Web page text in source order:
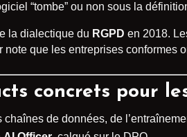
“tombe” ou non sous la
la dialectique du RGPD en 2018.
note que les entreprises
concrets pour
chaînes de données, de